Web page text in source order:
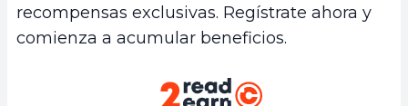
recompensas exclusivas. Regístrate ahora y
comienza a acumular beneficios.